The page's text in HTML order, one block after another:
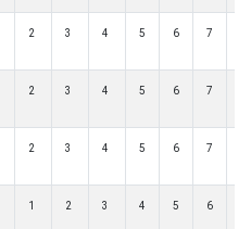
2 3 4 5 6 7
2 3 4 5 6 7
2 3 4 5 6 7
1 2 3 4 5 6